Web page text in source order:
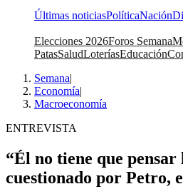
Últimas noticiasPolíticaNación
Elecciones 2026Foros Semana
PatasSaludLoteríasEducación
Semana|
Economía|
Macroeconomía
ENTREVISTA
“Él no tiene que
cuestionado por Petro,